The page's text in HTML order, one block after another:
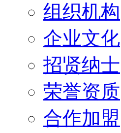
组织机构
企业文化
招贤纳士
荣誉资质
合作加盟